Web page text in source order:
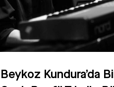
Beykoz Kundura’da